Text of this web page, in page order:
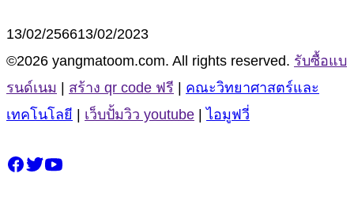
13/02/256613/02/2023
©2026 yangmatoom.com. All rights reserved. รับซื้อแบ
รนด์เนม | สร้าง qr code ฟรี | คณะวิทยาศาสตร์และ
เทคโนโลยี | เว็บปั้มวิว youtube |ไอมูฟวี่